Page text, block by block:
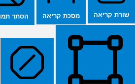
שורת קריאה מסכת קריאה הסתר